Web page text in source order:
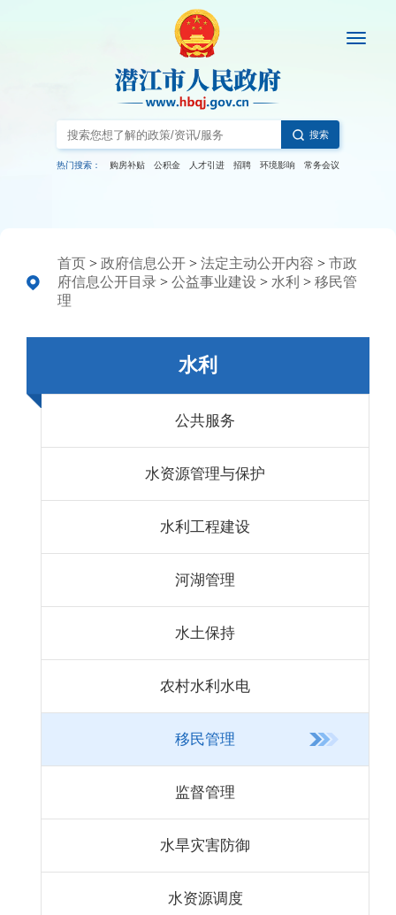
搜索
热门搜索： 购房补贴 公积金 人才引进 招聘 环境影响 常务会议
首页 > 政府信息公开 > 法定主动公开内容 > 市政
府信息公开目录 > 公益事业建设 > 水利 > 移民管
理
水利
公共服务
水资源管理与保护
水利工程建设
河湖管理
水土保持
农村水利水电
移民管理
监督管理
水旱灾害防御
水资源调度